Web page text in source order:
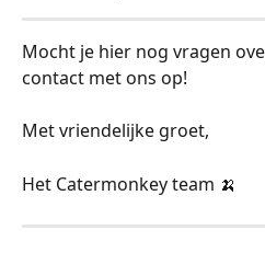
Mocht je hier nog vragen
contact met ons op!
Met vriendelijke groet,
Het Catermonkey team 🍌